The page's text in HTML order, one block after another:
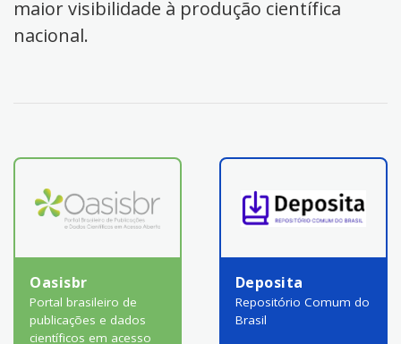
maior visibilidade à produção científica
nacional.
Oasisbr
Portal brasileiro de
publicações e dados
científicos em acesso
Deposita
Repositório Comum do
Brasil